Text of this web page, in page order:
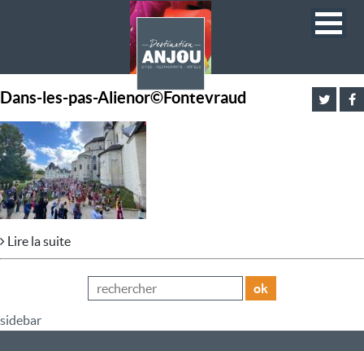
Dans-les-pas-Alienor©Fontevraud
Lire la suite
ok
sidebar